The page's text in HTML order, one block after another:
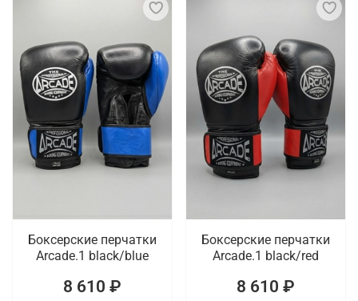
Боксерские перчатки
Arcade.1 black/blue
8 610 ₽
Боксерские перчатки
Arcade.1 black/red
8 610 ₽